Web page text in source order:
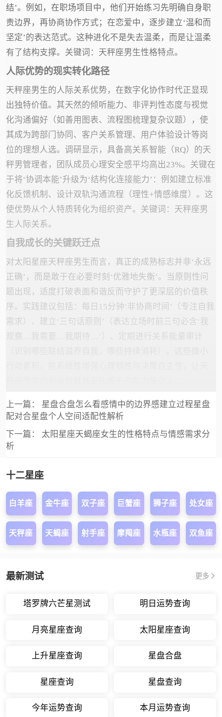
结’。例如，在职场项目中，他们开始练习先明确自身职
责边界，再协商协作方式；在恋爱中，逐步建立‘温和而
坚定’的表达范式。这种进化不是失去温柔，而是让温柔
有了结构支撑。关键词：天秤座男生性格特点。
人际优势的现实转化路径
天秤座男生的人际关系优势，在数字化协作时代正显现
出独特价值。其天然的倾听能力、非评判性态度与视觉
化沟通偏好（如善用图表、流程图梳理复杂议题），使
其成为跨部门协同、客户关系管理、用户体验设计等岗
位的理想人选。调研显示，具备高关系智能（RQ）的天
秤男管理者，团队成员心理安全感平均高出23%。关键在
于将‘协调本能’升级为‘结构化连接能力’：例如建立标准
化反馈机制、设计双轨沟通流程（理性+情感维度）。这
使优势从个人特质转化为组织资产。关键词：天秤座男
生人际关系。
自我成长的关键跃迁点
对太阳星座天秤座男生而言，真正的成熟标志并非‘永远
正确’，而是敢于在必要时刻‘优雅地失衡’。当原则性问
题出现，适度打破表面和谐反而守护了更深层的价值秩
序。实践建议包括：每日15分钟‘非协商时间’（专注自我
需求）、建立‘三句话原则’（表达立场时前三句必含‘我
观察…我需要…我期待…’）、定期进行关系能量审计
上一篇： 星盘合盘怎么看感情中的边界感建立过程星盘
配对合星盘个人空间适配性解析
下一篇： 太阳星座天蝎座女生的性格特点与情感需求分
析
十二星座
白羊座 金牛座 双子座 巨蟹座 狮子座 处女座
天秤座 天蝎座 射手座 摩羯座 水瓶座 双鱼座
最新测试 更多
塔罗牌六芒星测试 明日运势查询
月亮星座查询 太阳星座查询
上升星座查询 星盘合盘
星座查询 星盘查询
今年运势查询 本月运势查询